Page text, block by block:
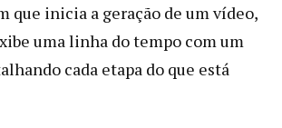
que inicia a geração de um vídeo,
uma linha do tempo com um
cada etapa do que está